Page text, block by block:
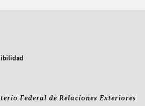
Federal de Relaciones Exteriores